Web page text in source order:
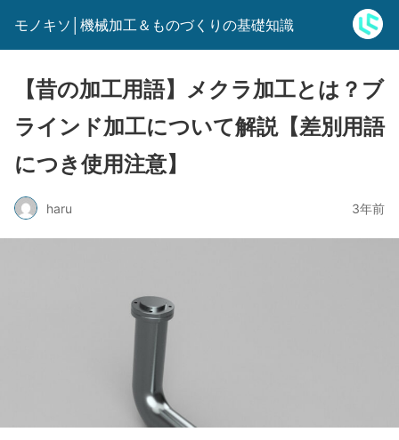
モノキソ│機械加工＆ものづくりの基礎知識
【昔の加工用語】メクラ加工とは？ブ
ラインド加工について解説【差別用語
につき使用注意】
haru 3年前